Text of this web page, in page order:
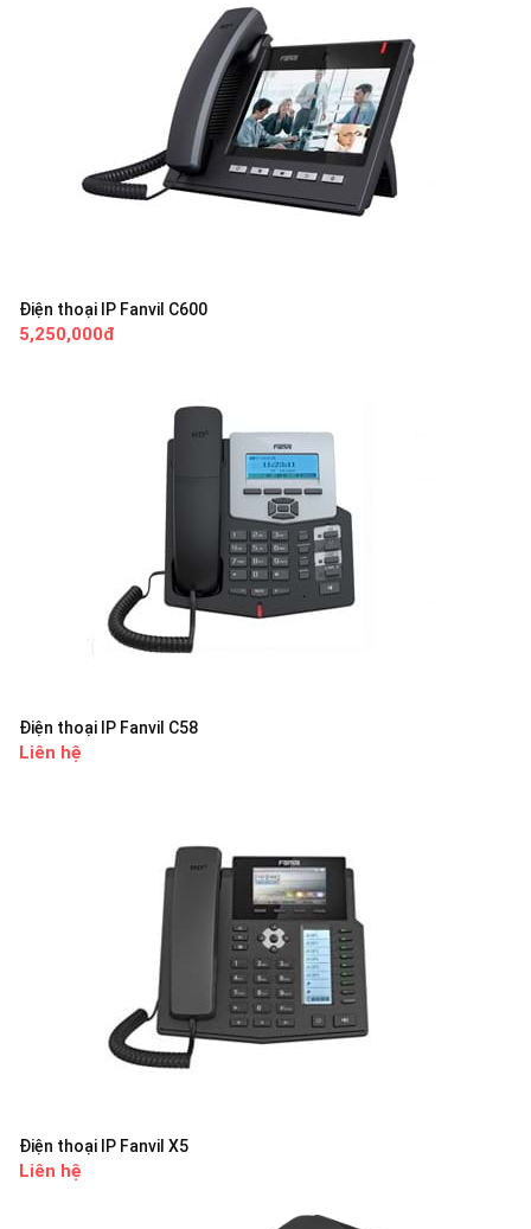
Điện thoại IP Fanvil C600
5,250,000đ
Điện thoại IP Fanvil C58
Liên hệ
Điện thoại IP Fanvil X5
Liên hệ